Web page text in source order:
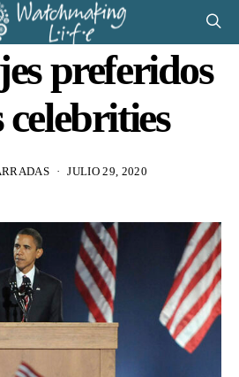
preferidos
celebrities
JULIO 29, 2020